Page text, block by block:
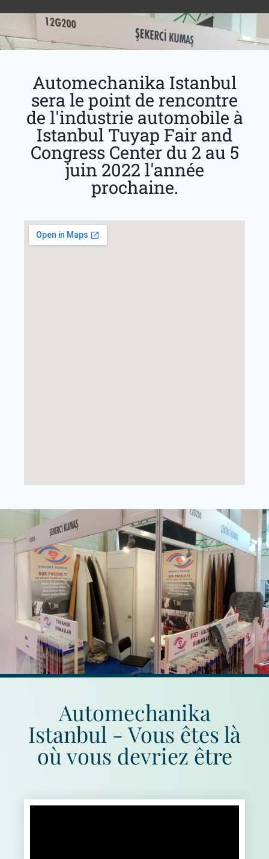
Automechanika Istanbul
sera le point de rencontre
de l'industrie automobile à
Istanbul Tuyap Fair and
Congress Center du 2 au 5
juin 2022 l'année
prochaine.
Automechanika
Istanbul - Vous êtes là
où vous devriez être